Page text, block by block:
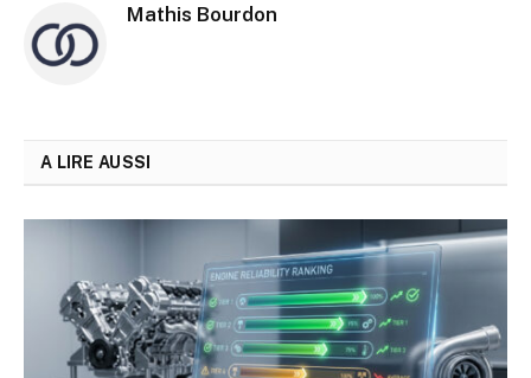
Mathis Bourdon
A LIRE AUSSI